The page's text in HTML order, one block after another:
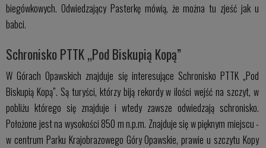
biegówkowych. Odwiedzający Pasterkę mówią, że można tu zjeść jak u
babci.
Schronisko PTTK „Pod Biskupią Kopą”
W Górach Opawskich znajduje się interesujące Schronisko PTTK „Pod
Biskupią Kopą”. Są turyści, którzy biją rekordy w ilości wejść na szczyt, w
pobliżu którego się znajduje i wtedy zawsze odwiedzają schronisko.
Położone jest na wysokości 850 m n.p.m. Znajduje się w pięknym miejscu -
w centrum Parku Krajobrazowego Góry Opawskie, prawie u szczytu Kopy